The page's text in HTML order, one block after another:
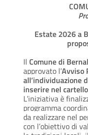
Estate 2026 a
Il Comune di
approvato l’Avviso
all’individuazione
inserire nel
L’iniziativa è
programma
da realizzare nel
con l’obiettivo di